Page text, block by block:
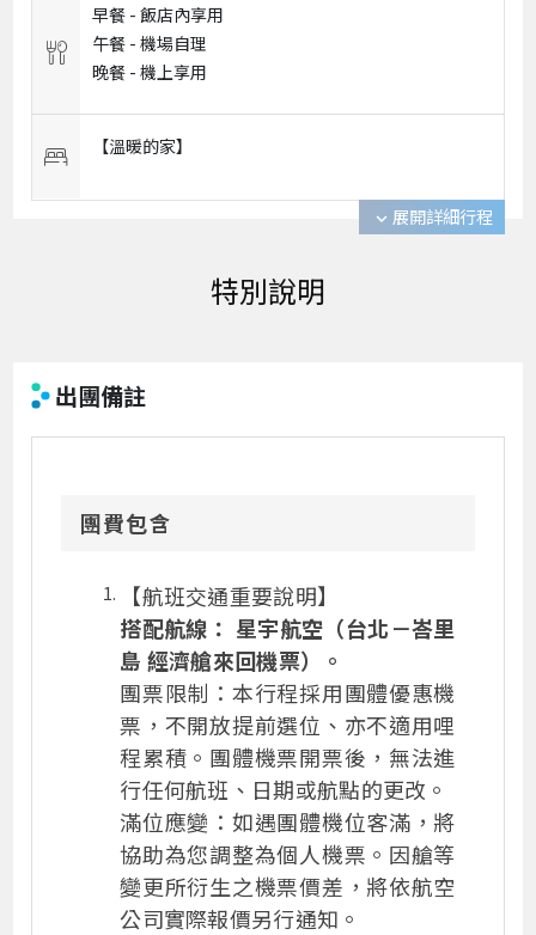
早餐 -飯店內享用
午餐 -機場自理
晚餐 -機上享用
【溫暖的家】
expand_more 展開詳細行程
出團備註
團費包含
【航班交通重要說明】
搭配航線： 星宇航空（台北－峇里
島 經濟艙來回機票）。
團票限制：本行程採用團體優惠機
票，不開放提前選位、亦不適用哩
程累積。團體機票開票後，無法進
行任何航班、日期或航點的更改。
滿位應變：如遇團體機位客滿，將
協助為您調整為個人機票。因艙等
變更所衍生之機票價差，將依航空
公司實際報價另行通知。